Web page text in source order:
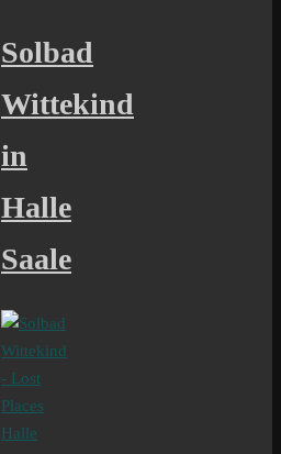
Solbad
Wittekind
in
Halle
Saale